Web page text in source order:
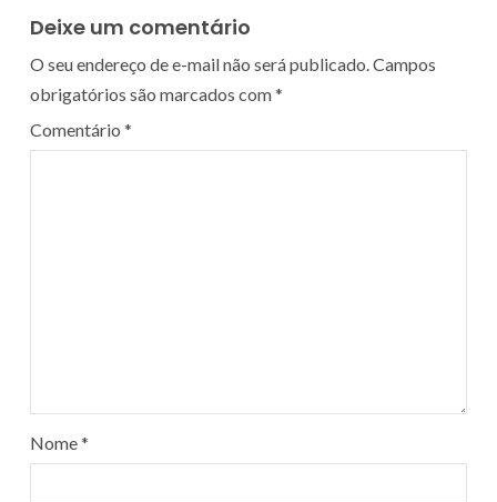
Deixe um comentário
O seu endereço de e-mail não será publicado.Campos
obrigatórios são marcados com*
Comentário *
Nome*